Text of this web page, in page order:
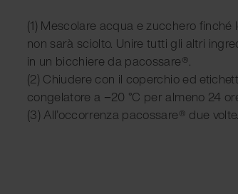
(1) Mescolare acqua e zucchero finché
non sarà sciolto. Unire tutti gli altri
in un bicchiere da pacossare®.
(2) Chiudere con il coperchio ed
congelatore a −20 °C per almeno 24
(3) All’occorrenza pacossare® due volte.